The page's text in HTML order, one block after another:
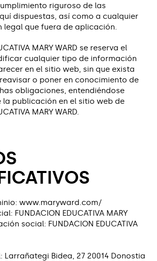
riguroso de las
dispuestas, así como a cualquier
legal que fuera de aplicación.
MARY WARD se reserva el
cualquier tipo de información
en el sitio web, sin que exista
o poner en conocimiento de
obligaciones, entendiéndose
publicación en el sitio web de
MARY WARD.
www.maryward.com/
FUNDACION EDUCATIVA MARY
social: FUNDACION EDUCATIVA
Larrañategi Bidea, 27 20014 Donostia